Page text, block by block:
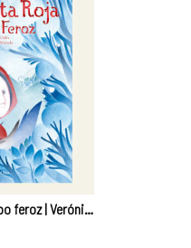
Caperucita roja y el lobo feroz | Verónica Uribe